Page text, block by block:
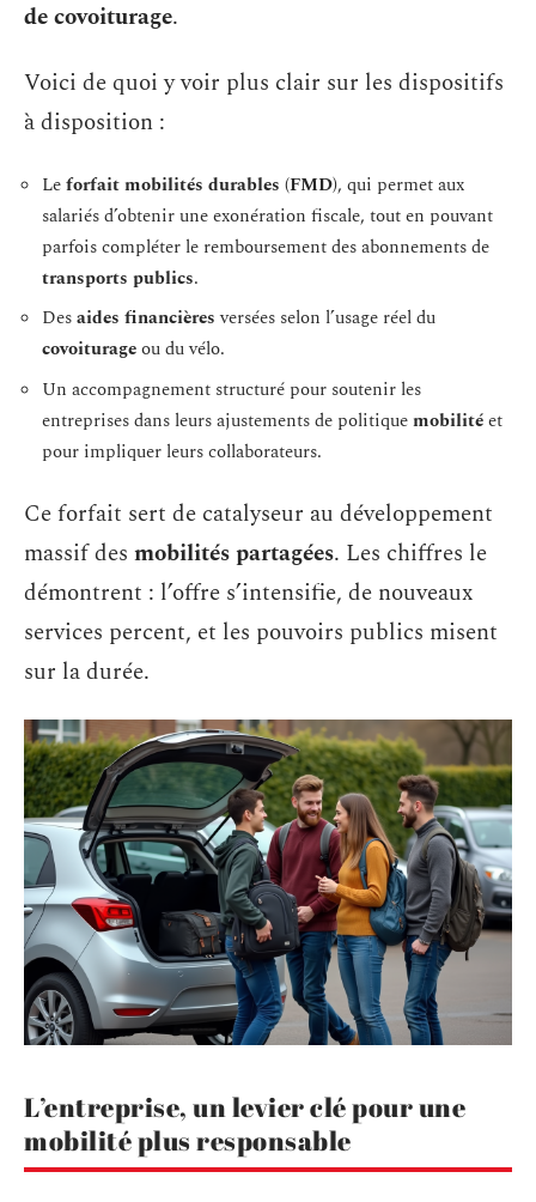
de covoiturage.
Voici de quoi y voir plus clair sur les dispositifs
à disposition :
Leforfait mobilités durables (FMD), qui permet aux
salariés d’obtenir une exonération fiscale, tout en pouvant
parfois compléter le remboursement des abonnements de
transports publics.
Desaides financièresversées selon l’usage réel du
covoiturageou du vélo.
Un accompagnement structuré pour soutenir les
entreprises dans leurs ajustements de politiquemobilitéet
pour impliquer leurs collaborateurs.
Ce forfait sert de catalyseur au développement
massif des mobilités partagées. Les chiffres le
démontrent : l’offre s’intensifie, de nouveaux
services percent, et les pouvoirs publics misent
sur la durée.
L’entreprise, un levier clé pour une
mobilité plus responsable